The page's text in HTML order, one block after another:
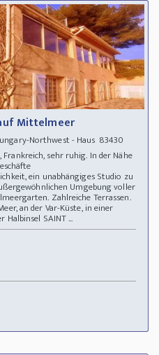
Mittelmeer
Northwest - Haus 83430
Frankreich, sehr ruhig. In der Nähe
ein unabhängiges Studio zu
Umgebung voller
Zahlreiche Terrassen.
an der Var-Küste, in einer
SAINT ...